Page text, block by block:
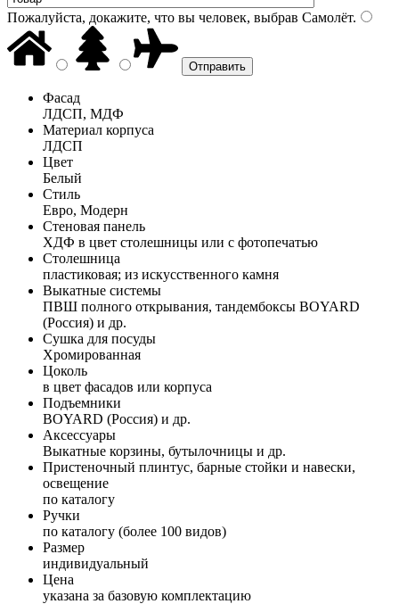
Пожалуйста, докажите, что вы человек, выбрав Самолёт.
Фасад
ЛДСП, МДФ
Материал корпуса
ЛДСП
Цвет
Белый
Стиль
Евро, Модерн
Стеновая панель
ХДФ в цвет столешницы или с фотопечатью
Столешница
пластиковая; из искусственного камня
Выкатные системы
ПВШ полного открывания, тандембоксы BOYARD
(Россия) и др.
Сушка для посуды
Хромированная
Цоколь
в цвет фасадов или корпуса
Подъемники
BOYARD (Россия) и др.
Аксессуары
Выкатные корзины, бутылочницы и др.
Пристеночный плинтус, барные стойки и навески,
освещение
по каталогу
Ручки
по каталогу (более 100 видов)
Размер
индивидуальный
Цена
указана за базовую комплектацию